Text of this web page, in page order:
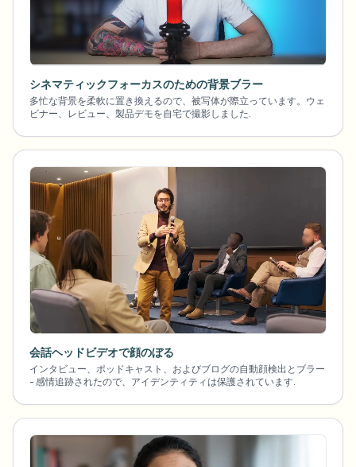
シネマティックフォーカスのための背景ブラー
多忙な背景を柔軟に置き換えるので、被写体が際立っています。ウェ
ビナー、レビュー、製品デモを自宅で撮影しました.
会話ヘッドビデオで顔のぼる
インタビュー、ポッドキャスト、およびブログの自動顔検出とブラー
- 感情追跡されたので、アイデンティティは保護されています.